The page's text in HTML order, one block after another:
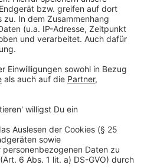
Scooter-Fahrer einen
stimmt nicht. Es wird
benötigt.
Mindestalter beträgt 14